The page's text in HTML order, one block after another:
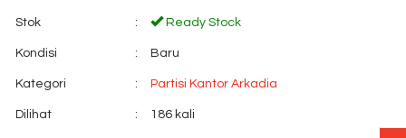
Stok : Ready Stock
Kondisi : Baru
Kategori : Partisi Kantor Arkadia
Dilihat : 186 kali